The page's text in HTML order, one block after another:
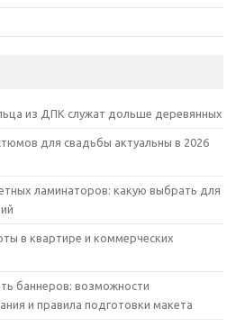
из ДПК служат дольше деревянных
для свадьбы актуальны в 2026
ламинаторов: какую выбрать для
в квартире и коммерческих
баннеров: возможности
и правила подготовки макета